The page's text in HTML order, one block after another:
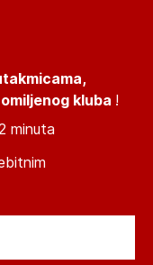
kluba !
minuta